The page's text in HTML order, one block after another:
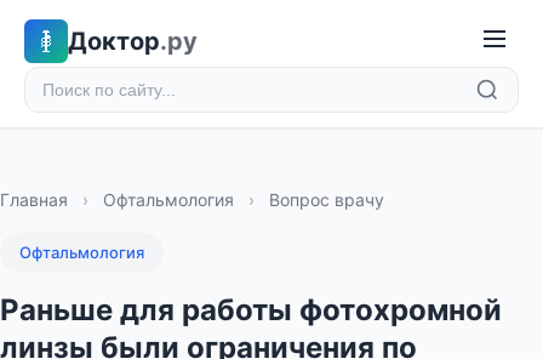
Доктор.ру
Главная › Офтальмология › Вопрос врачу
Офтальмология
Раньше для работы фотохромной
линзы были ограничения по